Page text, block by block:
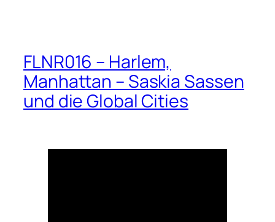
FLNR016 – Harlem,
Manhattan – Saskia Sassen
und die Global Cities